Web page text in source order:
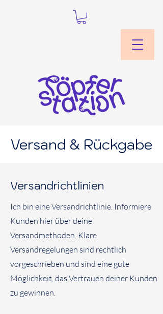
Versand & Rückgabe
Versandrichtlinien
Ich bin eine Versandrichtlinie. Informiere
Kunden hier über deine
Versandmethoden. Klare
Versandregelungen sind rechtlich
vorgeschrieben und sind eine gute
Möglichkeit, das Vertrauen deiner Kunden
zu gewinnen.